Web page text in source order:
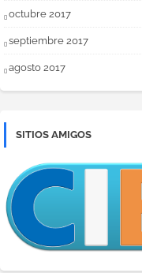
octubre 2017
septiembre 2017
agosto 2017
SITIOS AMIGOS